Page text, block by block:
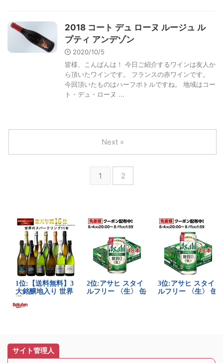
2018 コート デュ ローヌ ルージュ ル
プティ アンデゾン
2020/10/5
皆様、こんばんは！ 今日ご紹介するワインは友人か
ら頂いたワインです。 フランスの赤ワインです。
今回頂いたものはハーフボトルですね。 地域はコー
ト・デュ・ローヌ ...
1 2
Next »
サイト管理人